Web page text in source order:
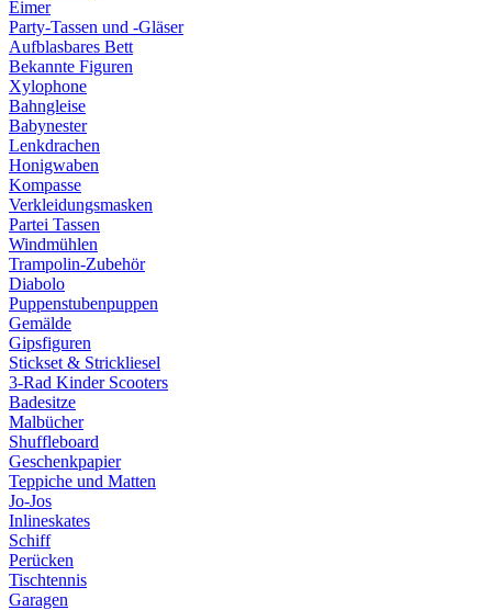
Eimer
Party-Tassen und -Gläser
Aufblasbares Bett
Bekannte Figuren
Xylophone
Bahngleise
Babynester
Lenkdrachen
Honigwaben
Kompasse
Verkleidungsmasken
Partei Tassen
Windmühlen
Trampolin-Zubehör
Diabolo
Puppenstubenpuppen
Gemälde
Gipsfiguren
Stickset & Strickliesel
3-Rad Kinder Scooters
Badesitze
Malbücher
Shuffleboard
Geschenkpapier
Teppiche und Matten
Jo-Jos
Inlineskates
Schiff
Perücken
Tischtennis
Garagen